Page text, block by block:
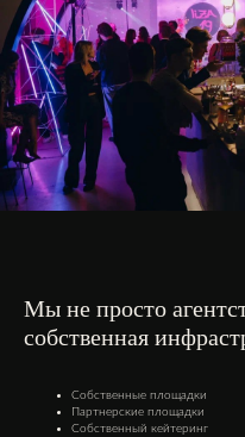
Мы не просто
собственная
Собственные площадки
Партнерские площадки
Собственный кейтеринг